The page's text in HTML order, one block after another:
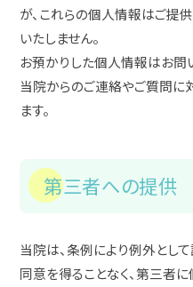
が、これらの個人情報はご提
いたしません。
お預かりした個人情報はお問
当院からのご連絡やご質問に
ます。
第三者への提供
当院は、条例により例外とし
同意を得ることなく、第三者